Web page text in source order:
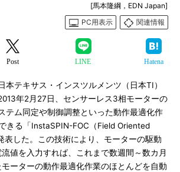
[馬本隆綱，EDN Japan]
PC用表示
関連情報
Post LINE Hatena
本テキサス・インスツルメンツ（日本TI）
年2月27日、センサーレス3相モーターの
テム同定や制御調整といった動作最適化作
きる「InstaSPIN-FOC（Field Oriented
表した。この技術により、モーターの駆動
値を入力すれば、これまで数週間～数カ月
ーターの動作最適化作業のほとんどを自動